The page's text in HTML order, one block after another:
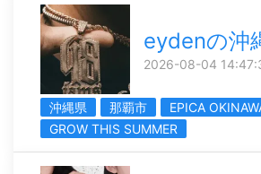
eydenの沖
2026-08-04
沖縄県 那覇市 EPICA
GROW THIS SUMMER